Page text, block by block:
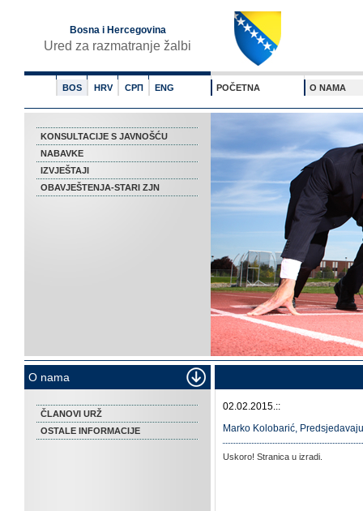
Bosna i Hercegovina
Ured za razmatranje žalbi
BOS HRV СРП ENG POČETNA O NAMA
KONSULTACIJE S JAVNOŠĆU
NABAVKE
IZVJEŠTAJI
OBAVJEŠTENJA-STARI ZJN
O nama
ČLANOVI URŽ
OSTALE INFORMACIJE
02.02.2015.::
Marko Kolobarić,
Uskoro! Stranica u izradi.